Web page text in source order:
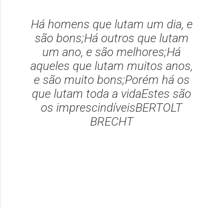
Há homens que lutam um dia, e
são bons;Há outros que lutam
um ano, e são melhores;Há
aqueles que lutam muitos anos,
e são muito bons;Porém há os
que lutam toda a vidaEstes são
os imprescindíveisBERTOLT
BRECHT